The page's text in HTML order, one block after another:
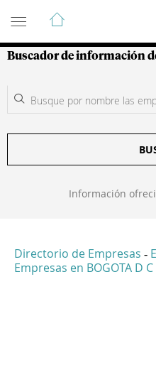
Guía de Empresas
Buscador de información
Información
Directorio de Empresas -
Empresas en BOGOTA D C